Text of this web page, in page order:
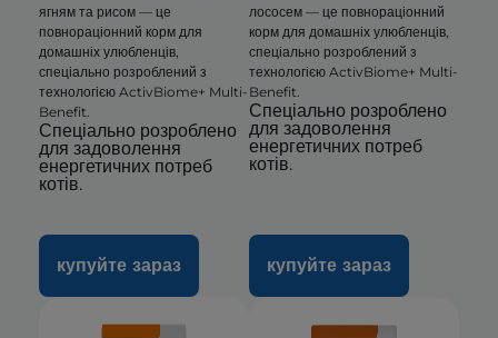
ягням та рисом — це
повнораціонний корм для
домашніх улюбленців,
спеціально розроблений з
технологією ActivBiome+ Multi-
Benefit.
Спеціально розроблено
для задоволення
енергетичних потреб
котів.
купуйте зараз
лососем — це повнораціонний
корм для домашніх улюбленців,
спеціально розроблений з
технологією ActivBiome+ Multi-
Benefit.
Спеціально розроблено
для задоволення
енергетичних потреб
котів.
купуйте зараз